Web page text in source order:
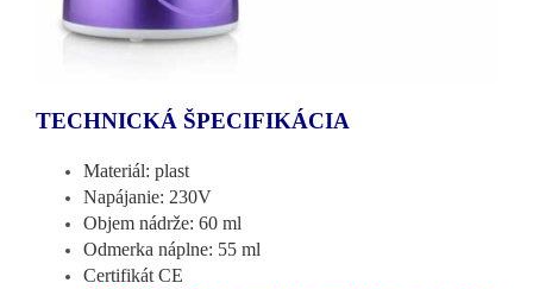
TECHNICKÁ ŠPECIFIKÁCIA
Materiál: plast
Napájanie: 230V
Objem nádrže: 60 ml
Odmerka náplne: 55 ml
Certifikát CE